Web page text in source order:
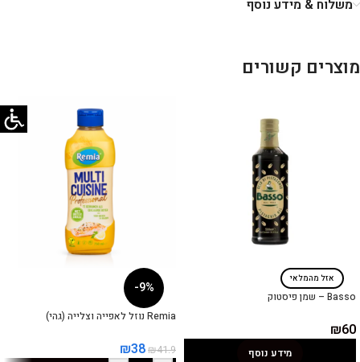
משלוח & מידע נוסף
מוצרים קשורים
אזל מהמלאי
Basso – שמן פיסטוק
₪60
מידע נוסף
-9%
Remia נוזל לאפייה וצלייה (גהי)
₪41.9
₪38